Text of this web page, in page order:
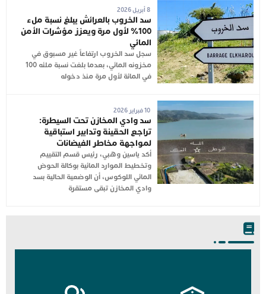
8 أبريل 2026
سد الخروب بالعرائش يبلغ نسبة ملء
100% لأول مرة ويعزز مؤشرات الأمن
المائي
سجل سد الخروب ارتفاعاً غير مسبوق في
مخزونه المائي، بعدما بلغت نسبة ملئه 100
في المائة لأول مرة منذ دخوله
10 فبراير 2026
سد وادي المخازن تحت السيطرة:
تراجع الحقينة وتدابير استباقية
لمواجهة مخاطر الفيضانات
أكد ياسين وهبي، رئيس قسم التقييم
وتخطيط الموارد المائية بوكالة الحوض
المائي اللوكوس، أن الوضعية الحالية بسد
وادي المخازن تبقى مستقرة